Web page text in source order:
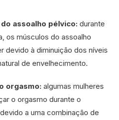
assoalho pélvico: durante
os músculos do assoalho
devido à diminuição dos níveis
de envelhecimento.
orgasmo: algumas mulheres
o orgasmo durante o
a uma combinação de